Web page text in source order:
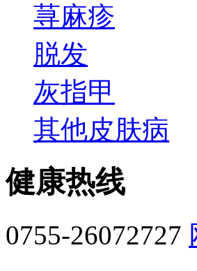
荨麻疹
脱发
灰指甲
其他皮肤病
健康热线
0755-26072727